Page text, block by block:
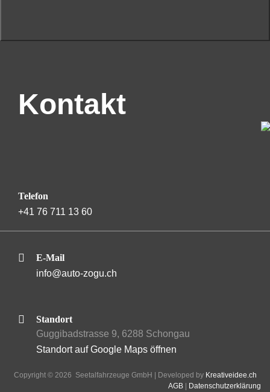
Kontakt
Telefon
+41 76 711 13 60
E-Mail
info@auto-zogu.ch
Standort
Guggibadstrasse 9, 6288 Schongau
Standort auf Google Maps öffnen
Copyright © 2026 Seetalfahrzeuge GmbH | Developed by Kreativeidee.ch
AGB
Datenschutzerklärung